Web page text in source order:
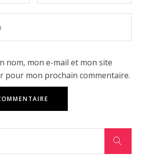
nom, mon e-mail et mon site
pour mon prochain commentaire.